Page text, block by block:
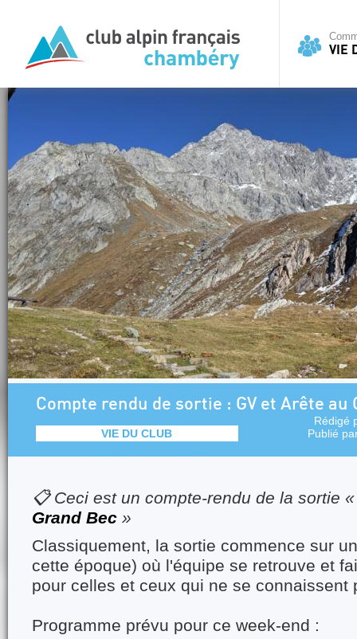
VIE
Compte rendu de sortie : GV et Arête au
VIE DU CLUB
Rédigé
Publié
📋 Ceci est un compte-rendu de la sortie
Grand Bec »
Classiquement, la sortie commence sur
cette époque) où l'équipe se retrouve et
pour celles et ceux qui ne se connaissent
Programme prévu pour ce week-end :